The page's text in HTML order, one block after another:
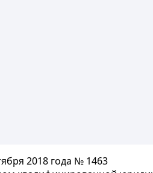
2018 года № 1463